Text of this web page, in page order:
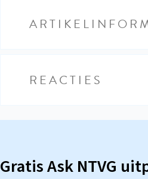
REACTIES
Gratis Ask NTVG